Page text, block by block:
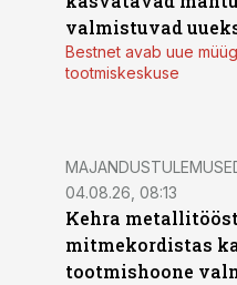
valmistuvad
Bestnet avab uue
tootmiskeskuse
04.08.26, 08:13
Kehra
mitmekordistas
tootmishoone